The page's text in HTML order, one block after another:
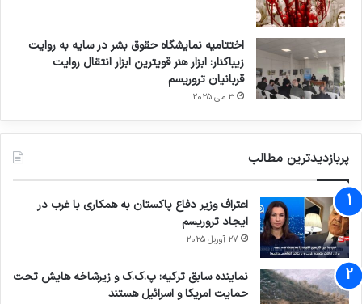
اختتامیه نمایشگاه حقوق بشر در سایه به روایت
زیباکنار: ابزار هنر قویترین ابزار انتقال روایت
قربانیان تروریسم
3 می 2025
پربازدیدترین مطالب
اعتراف وزیر دفاع پاکستان به همکاری با غرب در
ایجاد تروریسم
27 آوریل 2025
نماینده سابق ترکیه: پ.ک.ک و زیرشاخه هایش تحت
حمایت امریکا و اسرائیل هستند